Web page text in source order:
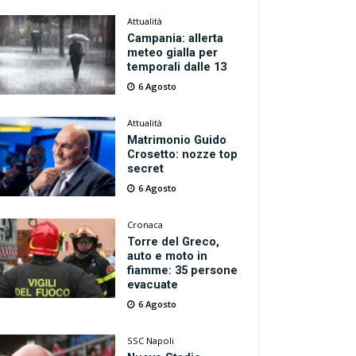
Attualità
Campania: allerta
meteo gialla per
temporali dalle 13
6 Agosto
Attualità
Matrimonio Guido
Crosetto: nozze top
secret
6 Agosto
Cronaca
Torre del Greco,
auto e moto in
fiamme: 35 persone
evacuate
6 Agosto
SSC Napoli